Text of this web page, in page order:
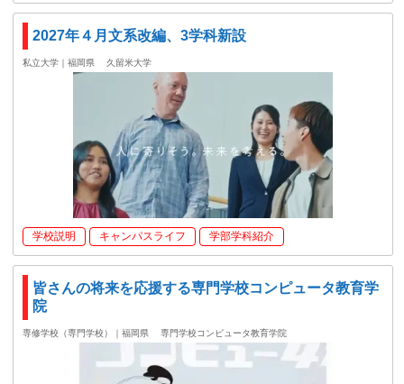
2027年４月文系改編、3学科新設
私立大学｜福岡県 久留米大学
学校説明 キャンパスライフ 学部学科紹介
皆さんの将来を応援する専門学校コンピュータ教育学
院
専修学校（専門学校）｜福岡県 専門学校コンピュータ教育学院